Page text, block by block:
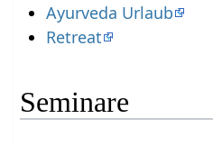
Ayurveda Urlaub
Retreat
Seminare